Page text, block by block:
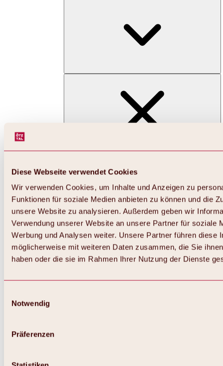
Diese Webseite verwendet Cookies
Wir verwenden Cookies, um Inhalte und Anzeigen zu
Funktionen für soziale Medien anbieten zu können und die
unsere Website zu analysieren. Außerdem geben wir
Verwendung unserer Website an unsere Partner für soziale
Werbung und Analysen weiter. Unsere Partner führen diese
möglicherweise mit weiteren Daten zusammen, die Sie
haben oder die sie im Rahmen Ihrer Nutzung der Dienste
Notwendig
Präferenzen